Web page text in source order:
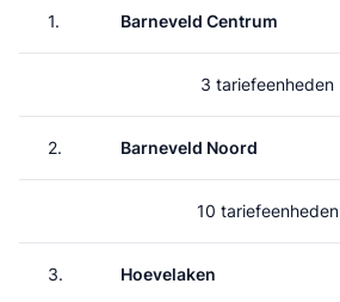
1. Barneveld Centrum
3 tariefeenheden
2. Barneveld Noord
10 tariefeenheden
3. Hoevelaken